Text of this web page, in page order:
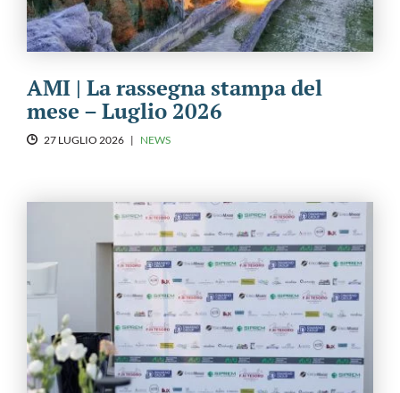
AMI | La rassegna stampa del
mese – Luglio 2026
27 LUGLIO 2026 | NEWS